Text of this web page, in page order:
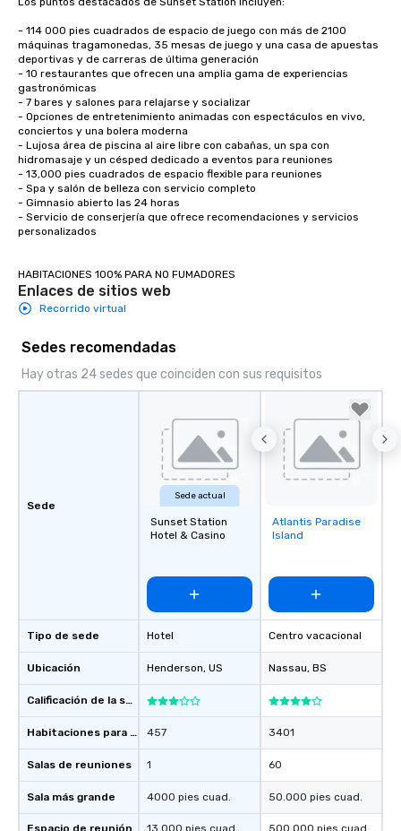
- 114 000 pies cuadrados de espacio de juego con más de 2100
máquinas tragamonedas, 35 mesas de juego y una casa de apuestas
deportivas y de carreras de última generación
- 10 restaurantes que ofrecen una amplia gama de experiencias
gastronómicas
- 7 bares y salones para relajarse y socializar
- Opciones de entretenimiento animadas con espectáculos en vivo,
conciertos y una bolera moderna
- Lujosa área de piscina al aire libre con cabañas, un spa con
hidromasaje y un césped dedicado a eventos para reuniones
- 13,000 pies cuadrados de espacio flexible para reuniones
- Spa y salón de belleza con servicio completo
- Gimnasio abierto las 24 horas
- Servicio de conserjería que ofrece recomendaciones y servicios
personalizados
HABITACIONES 100% PARA NO FUMADORES
Enlaces de sitios web
Recorrido virtual
Sedes recomendadas
Hay otras 24 sedes que coinciden con sus requisitos
Sede
Tipo de sede
Ubicación
Calificación de la sede
Habitaciones para huéspedes
Salas de reuniones
Sala más grande
Espacio de reunión
Sede actual
Sunset Station
Hotel & Casino
Hotel
Henderson, US
457
1
4000 pies cuad.
13.000 pies cuad.
Removed from
favorites
Atlantis Paradise
Island
Centro vacacional
Nassau, BS
3401
60
50.000 pies cuad.
500.000 pies cuad.